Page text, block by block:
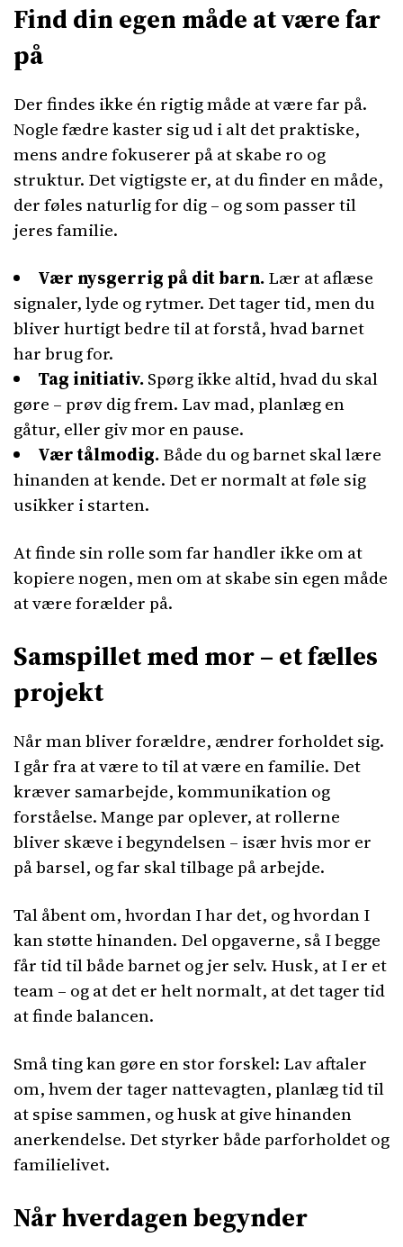
Find din egen måde at være far
på
Der findes ikke én rigtig måde at være far på.
Nogle fædre kaster sig ud i alt det praktiske,
mens andre fokuserer på at skabe ro og
struktur. Det vigtigste er, at du finder en måde,
der føles naturlig for dig – og som passer til
jeres familie.
Vær nysgerrig på dit barn.Lær at aflæse
signaler, lyde og rytmer. Det tager tid, men du
bliver hurtigt bedre til at forstå, hvad barnet
har brug for.
Tag initiativ.Spørg ikke altid, hvad du skal
gøre – prøv dig frem. Lav mad, planlæg en
gåtur, eller giv mor en pause.
Vær tålmodig.Både du og barnet skal lære
hinanden at kende. Det er normalt at føle sig
usikker i starten.
At finde sin rolle som far handler ikke om at
kopiere nogen, men om at skabe sin egen måde
at være forælder på.
Samspillet med mor – et fælles
projekt
Når man bliver forældre, ændrer forholdet sig.
I går fra at være to til at være en familie. Det
kræver samarbejde, kommunikation og
forståelse. Mange par oplever, at rollerne
bliver skæve i begyndelsen – især hvis mor er
på barsel, og far skal tilbage på arbejde.
Tal åbent om, hvordan I har det, og hvordan I
kan støtte hinanden. Del opgaverne, så I begge
får tid til både barnet og jer selv. Husk, at I er et
team – og at det er helt normalt, at det tager tid
at finde balancen.
Små ting kan gøre en stor forskel: Lav aftaler
om, hvem der tager nattevagten, planlæg tid til
at spise sammen, og husk at give hinanden
anerkendelse. Det styrker både parforholdet og
familielivet.
Når hverdagen begynder